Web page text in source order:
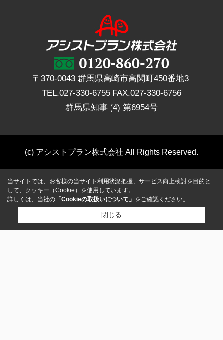
〒370-0043 群馬県高崎市高関町450番地3
TEL.027-330-6755 FAX.027-330-6756
群馬県知事 (4) 第6954号
(c) アシストプラン株式会社 All Rights Reserved.
当サイトでは、お客様の当サイト利用状況把握、サービス向上検討を目的と
して、クッキー（Cookie）を使用しています。
詳しくは、当社の 「Cookieの取扱いについて」 をご確認ください。
閉じる